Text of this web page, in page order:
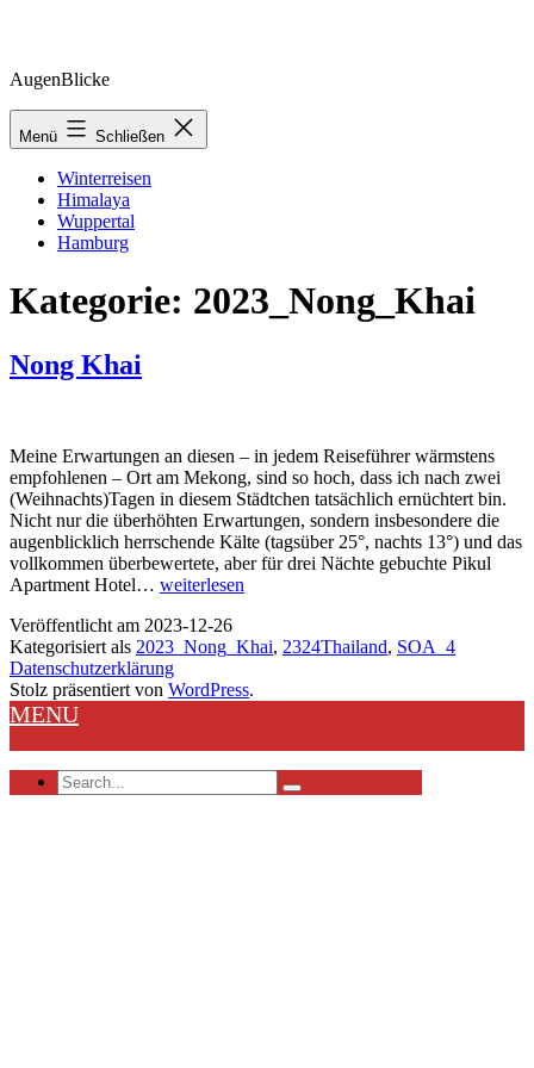
Zum
springen
AugenBlicke
Menü Schließen
Winterreisen
Himalaya
Wuppertal
Hamburg
Kategorie: 2023_Nong_Khai
Nong Khai
Meine Erwartungen an diesen – in jedem Reiseführer wärmstens
empfohlenen – Ort am Mekong, sind so hoch, dass ich nach zwei
(Weihnachts)Tagen in diesem Städtchen tatsächlich ernüchtert bin.
Nicht nur die überhöhten Erwartungen, sondern insbesondere die
augenblicklich herrschende Kälte (tagsüber 25°, nachts 13°) und das
vollkommen überbewertete, aber für drei Nächte gebuchte Pikul
Apartment Hotel… Nong
weiterlesen
Veröffentlicht am 2023-12-26
Kategorisiert als 2023_Nong_Khai, 2324Thailand, SOA_4
Datenschutzerklärung
Stolz präsentiert von WordPress.
MENU
Search